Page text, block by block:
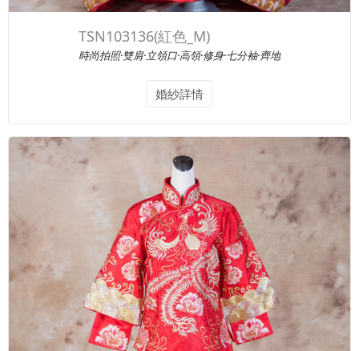
TSN103136(紅色_M)
時尚拍照·雙肩·立領口·高領·修身·七分袖·齊地
婚紗詳情